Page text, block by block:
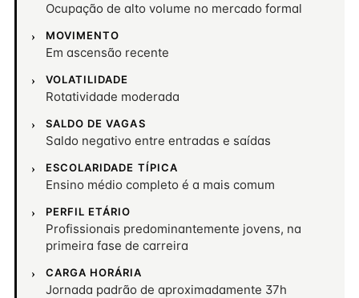
Ocupação de alto volume no mercado formal
MOVIMENTO
Em ascensão recente
VOLATILIDADE
Rotatividade moderada
SALDO DE VAGAS
Saldo negativo entre entradas e saídas
ESCOLARIDADE TÍPICA
Ensino médio completo é a mais comum
PERFIL ETÁRIO
Profissionais predominantemente jovens, na
primeira fase de carreira
CARGA HORÁRIA
Jornada padrão de aproximadamente 37h